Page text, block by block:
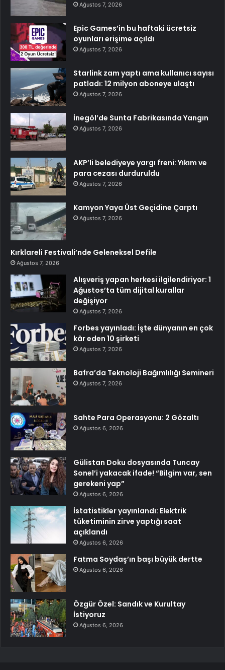
Ağustos 7, 2026
Epic Games’in bu haftaki ücretsiz
oyunları erişime açıldı
Ağustos 7, 2026
Starlink zam yaptı ama kullanıcı sayısı
patladı: 12 milyon aboneye ulaştı
Ağustos 7, 2026
İnegöl’de Sunta Fabrikasında Yangın
Ağustos 7, 2026
AKP’li belediyeye yargı freni: Yıkım ve
para cezası durduruldu
Ağustos 7, 2026
Kamyon Yaya Üst Geçidine Çarptı
Ağustos 7, 2026
Kırklareli Festivali’nde Geleneksel Defile
Ağustos 7, 2026
Alışveriş yapan herkesi ilgilendiriyor: 1
Ağustos’ta tüm dijital kurallar
değişiyor
Ağustos 7, 2026
Forbes yayınladı: İşte dünyanın en çok
kâr eden 10 şirketi
Ağustos 7, 2026
Bafra’da Teknoloji Bağımlılığı Semineri
Ağustos 7, 2026
Sahte Para Operasyonu: 2 Gözaltı
Ağustos 6, 2026
Gülistan Doku dosyasında Tuncay
Sonel’i yakacak ifade! “Bilgim var, sen
gerekeni yap”
Ağustos 6, 2026
İstatistikler yayınlandı: Elektrik
tüketiminin zirve yaptığı saat
açıklandı
Ağustos 6, 2026
Fatma Soydaş’ın başı büyük dertte
Ağustos 6, 2026
Özgür Özel: Sandık ve Kurultay
İstiyoruz
Ağustos 6, 2026